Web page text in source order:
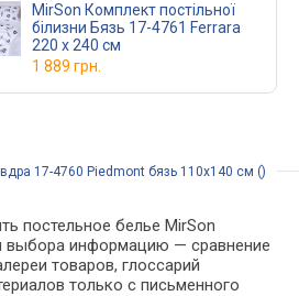
MirSon Комплект постільної
білизни Бязь 17-4761 Ferrara
220 x 240 см
1 889 грн.
17-4760 Piedmont бязь 110х140 см ()
постельное белье MirSon
выбора информацию — сравнение
товаров, глоссарий
только с письменного